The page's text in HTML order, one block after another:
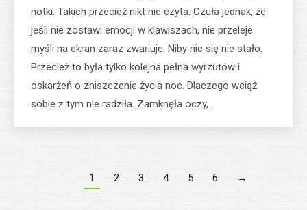
notki. Takich przecież nikt nie czyta. Czuła jednak, że
jeśli nie zostawi emocji w klawiszach, nie przeleje
myśli na ekran zaraz zwariuje. Niby nic się nie stało.
Przecież to była tylko kolejna pełna wyrzutów i
oskarżeń o zniszczenie życia noc. Dlaczego wciąż
sobie z tym nie radziła. Zamknęła oczy,…
1 2 3 4 5 6 →